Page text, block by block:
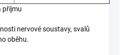
příjmu
nervové soustavy, svalů
oběhu.